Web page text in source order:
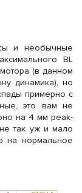
и необычные
BL
(в данном
динамика), но
примерно с
это вам не
на 4 мм peak-
так уж и мало
на нормальное